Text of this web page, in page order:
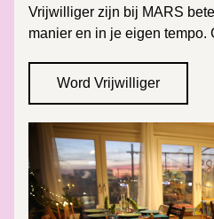
Vrijwilliger zijn bij MARS
manier en in je eigen tempo.
Word Vrijwilliger